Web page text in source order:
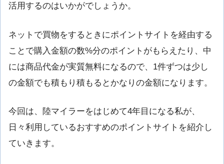
活用するのはいかがでしょうか。
ネットで買物をするときにポイントサイトを経由する
ことで購入金額の数%分のポイントがもらえたり、中
には商品代金が実質無料になるので、1件ずつは少し
の金額でも積もり積もるとかなりの金額になります。
今回は、陸マイラーをはじめて4年目になる私が、
日々利用しているおすすめのポイントサイトを紹介し
ていきます。